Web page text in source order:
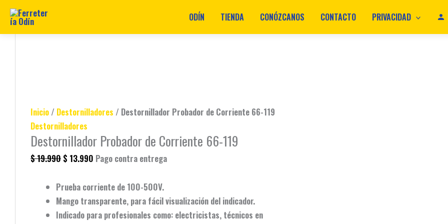
Ir
ODÍN TIENDA CONÓZCANOS CONTACTO PRIVACIDAD
Inicio / Destornilladores / Destornillador Probador de Corriente 66-119
Destornilladores
Destornillador Probador de Corriente 66-119
$19.990
Original
$ 13.990
Current
Pago contra entrega
Prueba corriente de 100-500V.
Mango transparente, para fácil visualización del indicador.
Indicado para profesionales como: electricistas, técnicos en
Destornillador
119
cantidad
Original Current
Original Current
Original Current
Original Current